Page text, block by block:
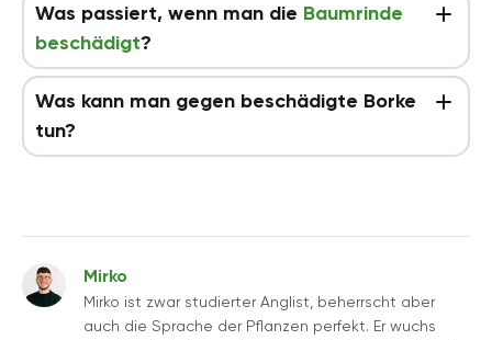
Was passiert, wenn man die Baumrinde
beschädigt?
Was kann man gegen beschädigte Borke
tun?
Mirko
Mirko ist zwar studierter Anglist, beherrscht aber
auch die Sprache der Pflanzen perfekt. Er wuchs